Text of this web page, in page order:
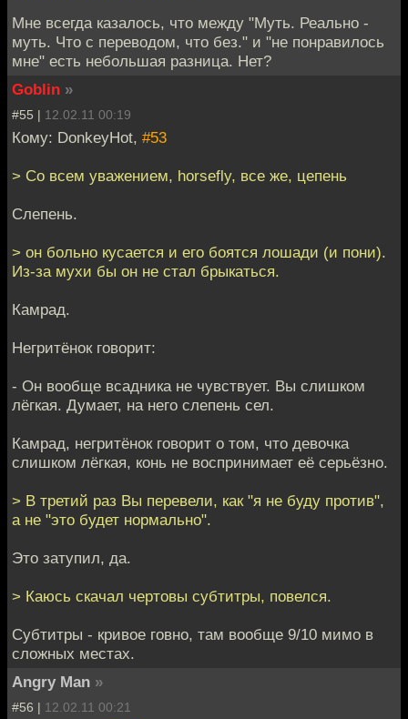
Мне всегда казалось, что между "Муть. Реально -
муть. Что с переводом, что без." и "не понравилось
мне" есть небольшая разница. Нет?
Goblin »
#55 | 12.02.11 00:19
Кому: DonkeyHot, #53
> Со всем уважением, horsefly, все же, цепень
Слепень.
> он больно кусается и его боятся лошади (и пони).
Из-за мухи бы он не стал брыкаться.
Камрад.
Негритёнок говорит:
- Он вообще всадника не чувствует. Вы слишком
лёгкая. Думает, на него слепень сел.
Камрад, негритёнок говорит о том, что девочка
слишком лёгкая, конь не воспринимает её серьёзно.
> В третий раз Вы перевели, как "я не буду против",
а не "это будет нормально".
Это затупил, да.
> Каюсь скачал чертовы субтитры, повелся.
Субтитры - кривое говно, там вообще 9/10 мимо в
сложных местах.
Angry Man »
#56 | 12.02.11 00:21